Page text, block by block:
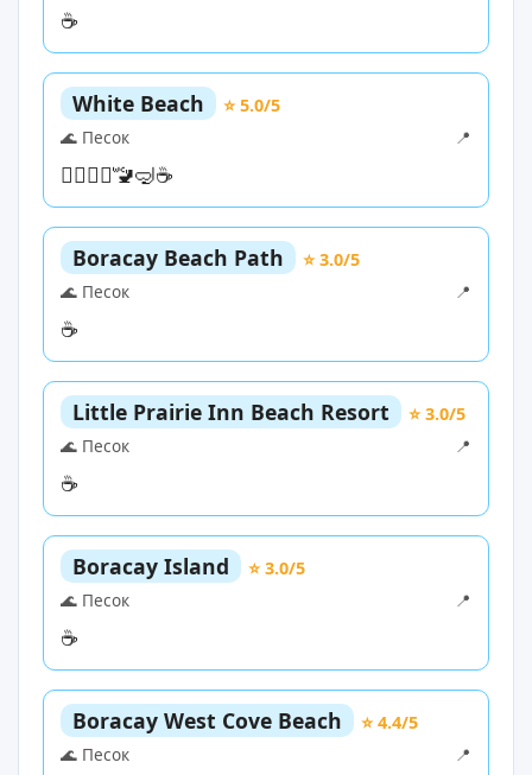
☕
White Beach
⭐ 5.0/5
🌊 Песок
📍
🏊‍♀️🏄‍♀️🚾🤿☕
Boracay Beach Path
⭐ 3.0/5
🌊 Песок
📍
☕
Little Prairie Inn Beach Resort
⭐ 3.0/5
🌊 Песок
📍
☕
Boracay Island
⭐ 3.0/5
🌊 Песок
📍
☕
Boracay West Cove Beach
⭐ 4.4/5
🌊 Песок
📍